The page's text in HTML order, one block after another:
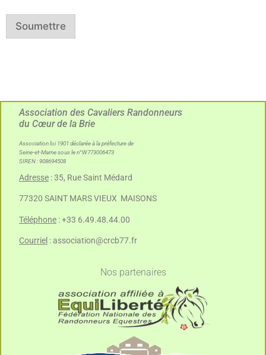
Soumettre
Association des Cavaliers Randonneurs
du Cœur de la Brie
Association loi 1901 déclarée à la préfecture de
Seine-et-Marne sous le n°W773006473
SIREN : 908694508
Adresse : 35, Rue Saint Médard
77320 SAINT MARS VIEUX MAISONS
Téléphone : +33 6.49.48.44.00
Courriel :association@crcb77.fr
Nos partenaires